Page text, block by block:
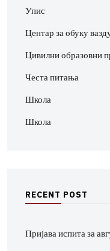
Упис
Центар за обуку
Цивилни образовни
Честа питања
Школа
Школа
RECENT POST
Пријава испита за